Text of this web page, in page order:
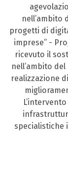
nell’ambito
progetti di
imprese” -
ricevuto il
nell’ambito del
realizzazione
specialistiche